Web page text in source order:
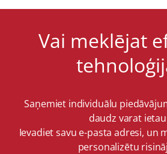
Vai meklējat
Saņemiet individuālu
daudz varat
Ievadiet savu e-pasta adresi, un
personalizētu